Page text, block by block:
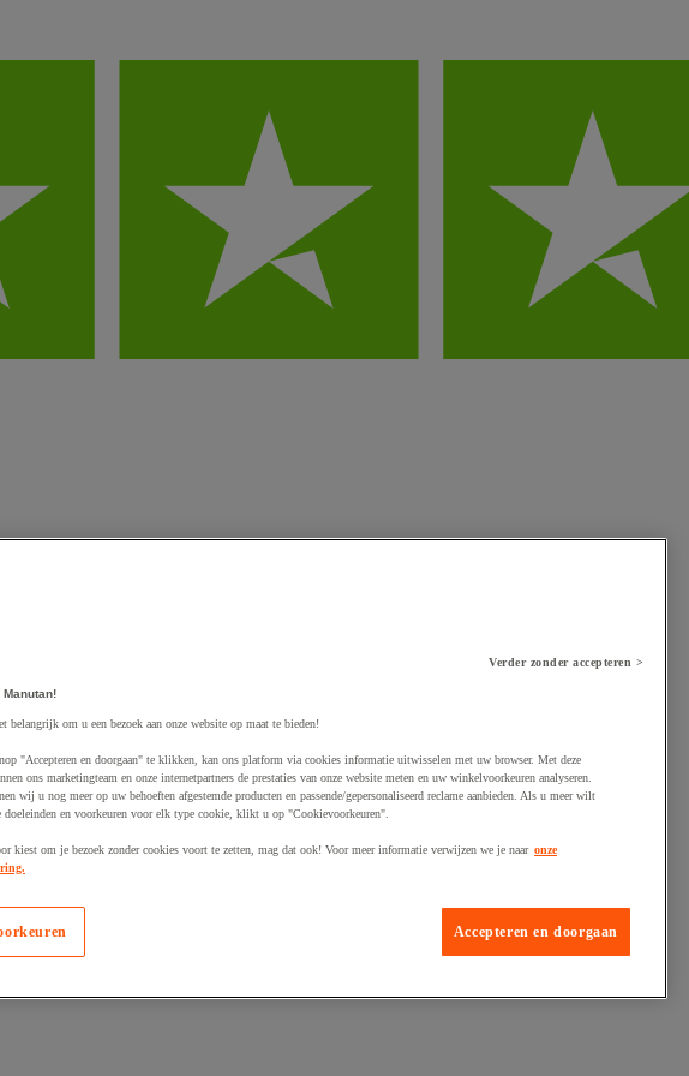
Verder zonder accepteren >
belangrijk om u een bezoek aan onze website op maat te bieden!
"Accepteren en doorgaan" te klikken, kan ons platform via cookies informatie uitwisselen met uw browser. Met deze
ons marketingteam en onze internetpartners de prestaties van onze website meten en uw winkelvoorkeuren analyseren.
wij u nog meer op uw behoeften afgestemde producten en passende/gepersonaliseerd reclame aanbieden. Als u meer wilt
doeleinden en voorkeuren voor elk type cookie, klikt u op "Cookievoorkeuren".
kiest om je bezoek zonder cookies voort te zetten, mag dat ook! Voor meer informatie verwijzen we je naar onze
Accepteren en doorgaan